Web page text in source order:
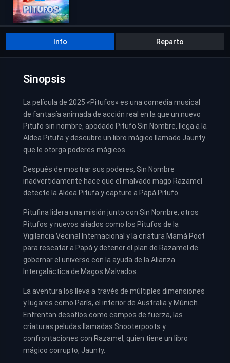
Info Reparto
Sinopsis
La película de 2025 «Pitufos» es una comedia musical
de fantasía animada de acción real en la que un nuevo
Pitufo sin nombre, apodado Pitufo Sin Nombre, llega a la
Aldea Pitufa y descubre un libro mágico llamado Jaunty
que le otorga poderes mágicos.
Después de mostrar sus poderes, Sin Nombre
inadvertidamente hace que el malvado mago Razamel
detecte la Aldea Pitufa y capture a Papá Pitufo.
Pitufina lidera una misión junto con Sin Nombre, otros
Pitufos y nuevos aliados como los Pitufos de la
Vigilancia Vecinal Internacional y la criatura Mamá Poot
para rescatar a Papá y detener el plan de Razamel de
gobernar el universo con la ayuda de la Alianza
Intergaláctica de Magos Malvados.
La aventura los lleva a través de múltiples dimensiones
y lugares como París, el interior de Australia y Múnich.
Enfrentan desafíos como campos de fuerza, las
criaturas peludas llamadas Snooterpoots y
confrontaciones con Razamel, quien tiene un libro
mágico corrupto, Jaunty.